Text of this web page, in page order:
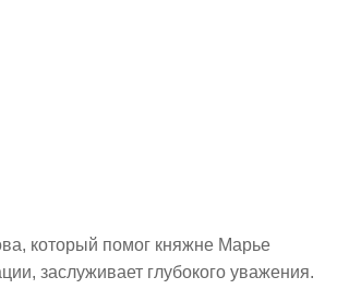
который помог княжне Марье
заслуживает глубокого уважения.